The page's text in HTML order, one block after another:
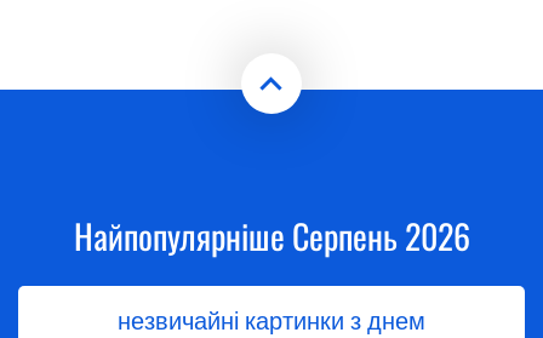
Найпопулярніше Серпень 2026
незвичайні картинки з днем